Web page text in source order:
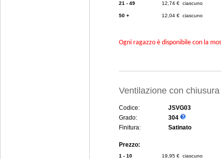
21 - 49 12,74 € ciascuno
50 + 12,04 € ciascuno
Ogni ragazzo è disponibile con la
Ventilazione con
Codice:
JSVG03
Grado:
304
Finitura:
Satinato
Prezzo:
1 - 10 19,95 € ciascuno